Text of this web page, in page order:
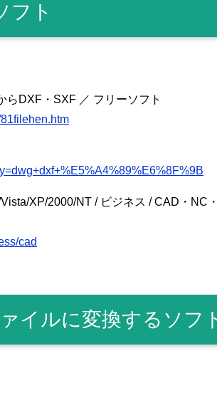
フト
らDXF・SXF ／ フリーソフト
XP/2000/NT / ビジネス / CAD・NC
cad
イルに変換するソフ